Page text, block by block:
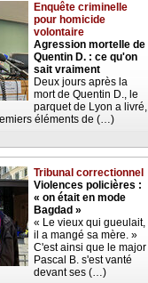
Enquête criminelle
pour homicide
volontaire
Agression mortelle de
Quentin D. : ce qu'on
sait vraiment
Deux jours après la
mort de Quentin D., le
parquet de Lyon a livré,
éléments de (…)
Tribunal correctionnel
Violences policières :
« on était en mode
Bagdad »
« Le vieux qui gueulait,
il a mangé sa mère. »
C'est ainsi que le major
Pascal B. s'est vanté
devant ses (…)